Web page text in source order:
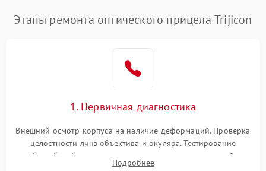
Этапы ремонта оптического прицела Trijicon
1. Первичная диагностика
Внешний осмотр корпуса на наличие деформаций. Проверка
целостности линз объектива и окуляра. Тестирование
работы барабанчиков ввода поправок, кольца отстройки
параллакса и зума. Выявление сколов, внутренних
Подробнее